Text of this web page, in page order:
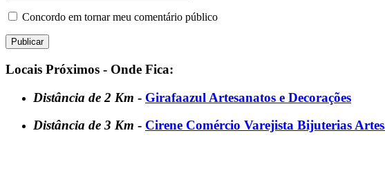
Concordo em tornar meu comentário público
Locais Próximos - Onde Fica:
Distância de 2 Km - Girafaazul Artesanatos e Decorações
Distância de 3 Km - Cirene Comércio Varejista Bijuterias